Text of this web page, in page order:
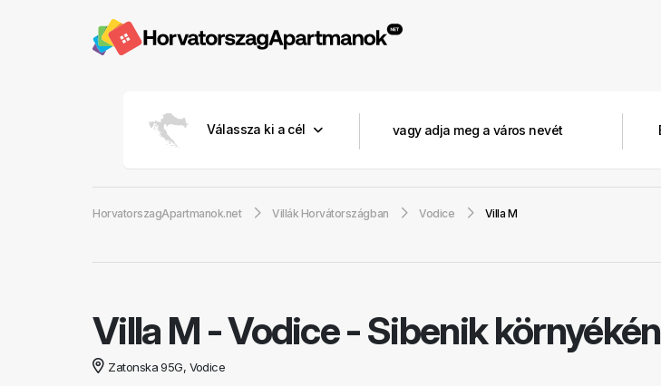
Válassza ki a cél
HorvatorszagApartmanok.net Villák Horvátországban Vodice Villa M
Villa M-Vodice - Sibenik környékén
Zatonska 95G, Vodice